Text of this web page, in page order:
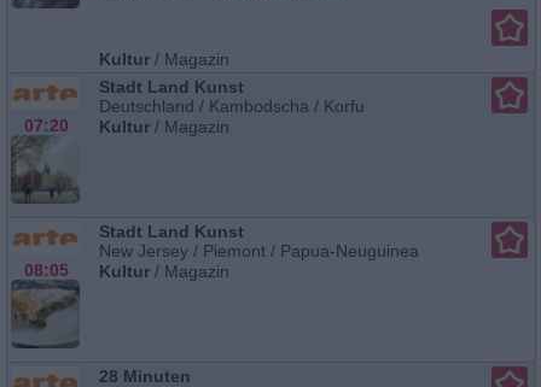
Kultur / Magazin
07:20
Stadt Land Kunst
Deutschland / Kambodscha / Korfu
Kultur / Magazin
08:05
Stadt Land Kunst
New Jersey / Piemont / Papua-Neuguinea
Kultur / Magazin
28 Minuten